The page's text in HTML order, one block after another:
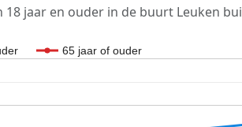
18 jaar en ouder in de buurt Leuken
65 jaar of ouder